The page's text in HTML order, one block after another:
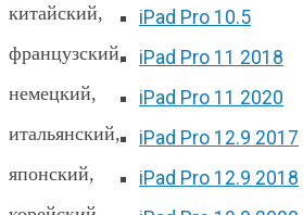
iPad Pro 10.5
iPad Pro 11 2018
iPad Pro 11 2020
iPad Pro 12.9 2017
iPad Pro 12.9 2018
китайский,
французский,
немецкий,
итальянский,
японский,